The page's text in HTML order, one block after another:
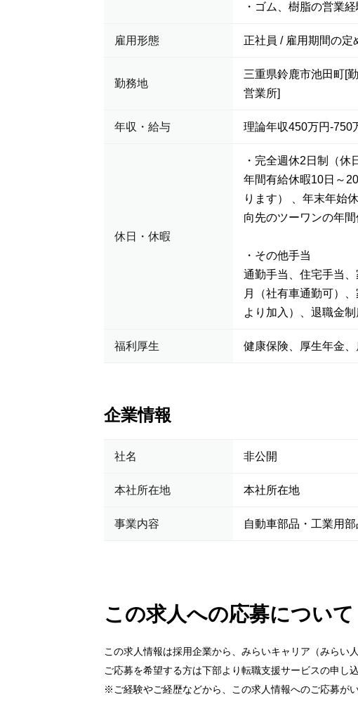
・ゴム、樹脂の営業
雇用形態 正社員 / 雇用期間の定
勤務地
三重県鈴鹿市池田町[
営業所]
年収・給与 理論年収450万円-750
休日・休暇
・完全週休2日制（
年間有給休暇10日～
ります） 、年末年始
向先のツーワンの年間
・その他手当
通勤手当、住宅手当
月（社有車通勤可）
より加入）、退職金
福利厚生 健康保険、厚生年金
企業情報
社名 非公開
本社所在地 本社所在地
事業内容 自動車部品・工業用
この求人への応募について
この求人情報は採用企業から、みらいキャリア（みらい
ご応募を希望する方は下部より転職支援サービスの申し
※ご経験やご経歴などから、この求人情報へのご応募が